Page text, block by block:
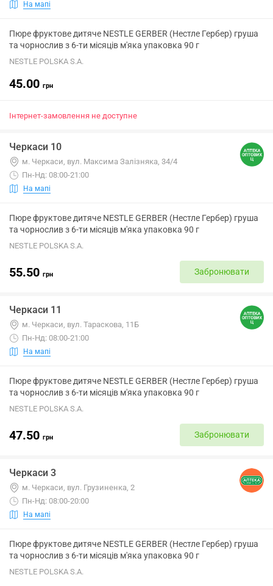
На мапі
Пюре фруктове дитяче NESTLE GERBER (Нестле Гербер) груша
та чорнослив з 6-ти місяців м'яка упаковка 90 г
NESTLE POLSKA S.A.
45.00 грн
Інтернет-замовлення не доступне
Черкаси 10
м. Черкаси, вул. Максима Залізняка, 34/4
Пн-Нд: 08:00-21:00
На мапі
Пюре фруктове дитяче NESTLE GERBER (Нестле Гербер) груша
та чорнослив з 6-ти місяців м'яка упаковка 90 г
NESTLE POLSKA S.A.
55.50 грн Забронювати
Черкаси 11
м. Черкаси, вул. Тараскова, 11Б
Пн-Нд: 08:00-21:00
На мапі
Пюре фруктове дитяче NESTLE GERBER (Нестле Гербер) груша
та чорнослив з 6-ти місяців м'яка упаковка 90 г
NESTLE POLSKA S.A.
47.50 грн Забронювати
Черкаси 3
м. Черкаси, вул. Грузиненка, 2
Пн-Нд: 08:00-20:00
На мапі
Пюре фруктове дитяче NESTLE GERBER (Нестле Гербер) груша
та чорнослив з 6-ти місяців м'яка упаковка 90 г
NESTLE POLSKA S.A.